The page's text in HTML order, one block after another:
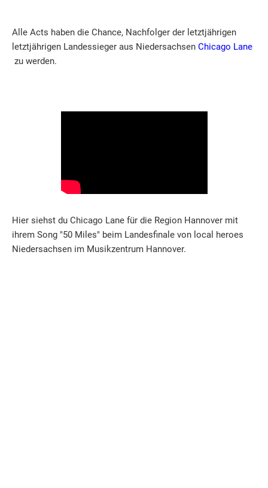
Alle Acts haben die Chance, Nachfolger der letztjährigen
letztjährigen Landessieger aus Niedersachsen Chicago Lane
zu werden.
Hier siehst du Chicago Lane für die Region Hannover mit
ihrem Song "50 Miles" beim Landesfinale von local heroes
Niedersachsen im Musikzentrum Hannover.